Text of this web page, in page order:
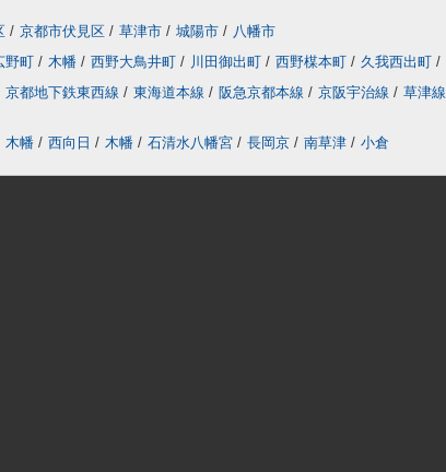
/ 京都市伏見区 / 草津市 / 城陽市 / 八幡市
野町 / 木幡 / 西野大鳥井町 / 川田御出町 / 西野楳本町 / 久我西出町 /
京都地下鉄東西線 / 東海道本線 / 阪急京都本線 / 京阪宇治線 / 草津線
木幡 / 西向日 / 木幡 / 石清水八幡宮 / 長岡京 / 南草津 / 小倉